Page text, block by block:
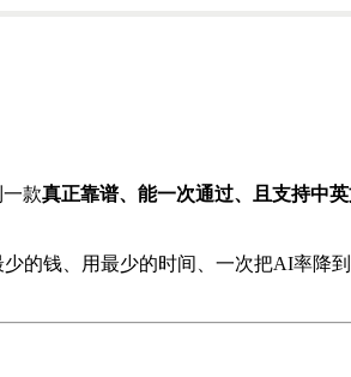
款真正靠谱、能一次通过、且支持中
少的钱、用最少的时间、一次把AI率降